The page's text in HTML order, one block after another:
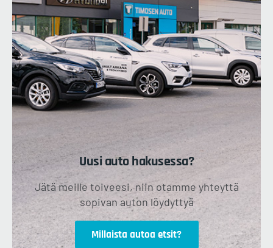
Uusi auto hakusessa?
Jätä meille toiveesi, niin otamme yhteyttä
sopivan auton löydyttyä
Millaista autoa etsit?